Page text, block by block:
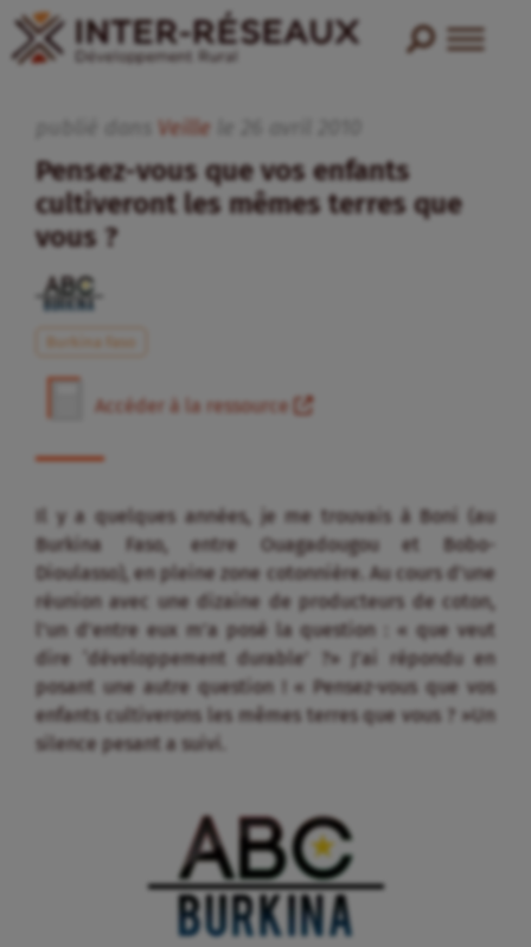
Veille
Pensez-vous que vos enfants
cultiveront les mêmes terres que
vous ?
Burkina Faso
Accéder à la ressource
Il y a quelques années, je me trouvais à Boni (au
Burkina Faso, entre Ouagadougou et Bobo-
Dioulasso), en pleine zone cotonnière. Au cours d’une
réunion avec une dizaine de producteurs de coton,
l’un d’entre eux m’a posé la question : « que veut
dire ‘développement durable’ ?» J’ai répondu en
posant une autre question ! « Pensez-vous que vos
enfants cultiverons les mêmes terres que vous ? »Un
silence pesant a suivi.